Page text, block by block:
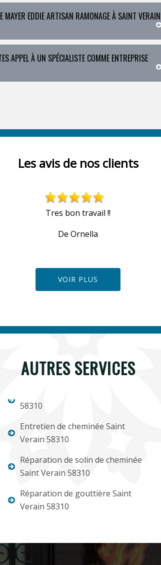
MAYER EDDIE ARTISAN RAMONAGE À SAINT VERAIN
APPEL À UN SPÉCIALISTE COMME ENTREPRISE
Les avis de nos clients
Tres bon travail !!
De Ornella
VOIR PLUS
AUTRES SERVICES
58310
Entretien de cheminée Saint
Verain 58310
Réparation de solin de cheminée
Saint Verain 58310
Réparation de gouttière Saint
Verain 58310